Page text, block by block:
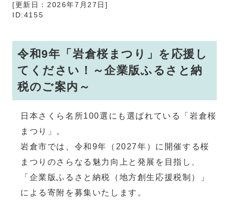
[更新日：2026年7月27日]
ID:4155
令和9年「岩倉桜まつり」を応援し
てください！～企業版ふるさと納
税のご案内～
日本さくら名所100選にも選ばれている「岩倉桜
まつり」。
岩倉市では、令和9年（2027年）に開催する桜
まつりのさらなる魅力向上と発展を目指し、
「企業版ふるさと納税（地方創生応援税制）」
による寄附を募集いたします。